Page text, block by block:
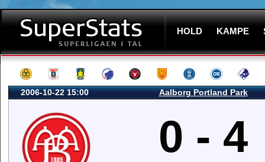
HOLD KAMPE
2006-10-22 15:00 Aalborg Portland Park
0 - 4